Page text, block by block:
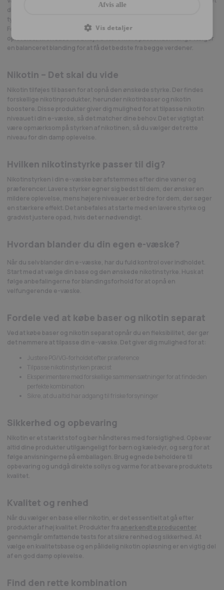
du bruger. Hvis du ønsker en kraftigere halsfornemmelse og
tydeligere smagsgengivelse, er en høj PG-base et godt valg.
Foretrækker du derimod store dampskyer og en mere cremet
oplevelse, vil en base med høj VG være mere passende. Mange vælger
en balanceret blanding for at få det bedste fra begge verdener.
Nikotin – Det skal du vide
Nikotin tilføjes til basen for at opnå den ønskede styrke. Der findes
forskellige nikotinprodukter, herunder nikotinbaser og nikotin
boostere. Disse produkter giver dig mulighed for at tilpasse nikotin
niveauet i din e-væske, så det matcher dine behov. Det er vigtigt at
være opmærksom på styrken af nikotinen, så du vælger det rette
niveau for din damp oplevelse.
Hvilken nikotinstyrke passer til dig?
Nikotinstyrken i din e-væske bør afstemmes efter dine vaner og
præferencer. Lavere styrker egner sig bedst til dem, der ønsker en
mildere oplevelse, mens højere niveauer er bedre for dem, der søger
en stærkere effekt. Det anbefales at starte med en lavere styrke og
gradvist justere opad, hvis det er nødvendigt.
Hvordan blander du din egen e-væske?
Når du selv blander din e-væske, har du fuld kontrol over indholdet.
Start med at vælge din base og den ønskede nikotinstyrke. Husk at
følge anbefalingerne for blandingsforhold for at opnå en
velfungerende e-væske.
Fordele ved at købe baser og nikotin separat
Ved at købe baser og nikotin separat opnår du en fleksibilitet, der gør
det nemmere at tilpasse din e-væske. Det giver dig mulighed for at:
Justere PG/VG-forholdet efter præference
Tilpasse nikotinstyrken præcist
Eksperimentere med forskellige sammensætninger for at finde den
perfekte kombination
Sikre, at du altid har adgang til friske forsyninger
Sikkerhed og opbevaring
Nikotin er et stærkt stof og bør håndteres med forsigtighed. Opbevar
altid dine produkter utilgængeligt for børn og kæledyr, og sørg for at
følge anvisningerne på emballagen. Brug egnede beholdere til
opbevaring og undgå direkte sollys og varme for at bevare produktets
kvalitet.
Kvalitet og renhed
Når du vælger en base eller nikotin, er det essentielt at gå efter
produkter af høj kvalitet. Produkter fra anerkendte producenter
gennemgår omfattende tests for at sikre renhed og sikkerhed. At
vælge en kvalitetsbase og en pålidelig nikotin opløsning er en vigtig del
af en god damp oplevelse.
Find den rette kombination
Afvis alle
Vis detaljer